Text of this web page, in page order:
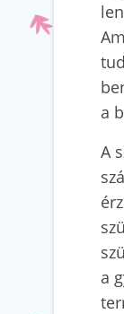
a
A
a